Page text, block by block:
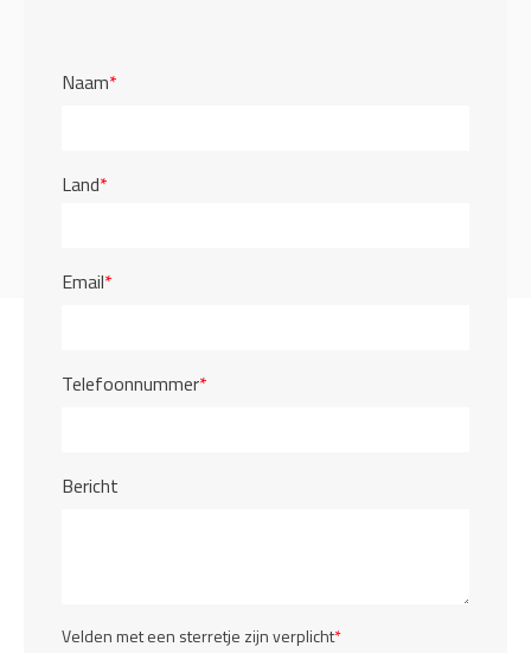
Naam*
Land*
Email*
Telefoonnummer*
Bericht
Velden met een sterretje zijn verplicht*